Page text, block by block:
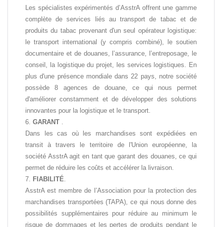
Les spécialistes expérimentés d’AsstrA offrent une gamme
complète de services liés au transport de tabac et de
produits du tabac provenant d'un seul opérateur logistique:
le transport international (y compris combiné), le soutien
documentaire et de douanes, l’assurance, l’entreposage, le
conseil, la logistique du projet, les services logistiques. En
plus d'une présence mondiale dans 22 pays, notre société
possède 8 agences de douane, ce qui nous permet
d'améliorer constamment et de développer des solutions
innovantes pour la logistique et le transport.
GARANT
Dans les cas où les marchandises sont expédiées en
transit à travers le territoire de l'Union européenne, la
société AsstrA agit en tant que garant des douanes, ce qui
permet de réduire les coûts et accélérer la livraison.
FIABILITÉ
AsstrA est membre de l’Association pour la protection des
marchandises transportées (TAPA), ce qui nous donne des
possibilités supplémentaires pour réduire au minimum le
risque de dommages et les pertes de produits pendant le